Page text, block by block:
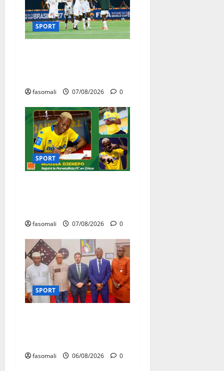
SPORT
fasomali 07/08/2026 0
SPORT
fasomali 07/08/2026 0
SPORT
fasomali 06/08/2026 0